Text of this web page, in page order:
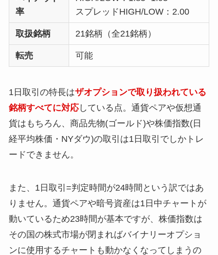
率
スプレッドHIGH/LOW：2.00
取扱銘柄 21銘柄（全21銘柄）
転売 可能
1日取引の特長はザオプションで取り扱われている
銘柄すべてに対応している点。通貨ペアや仮想通
貨はもちろん、商品先物(ゴールド)や株価指数(日
経平均株価・NYダウ)の取引は1日取引でしかトレ
ードできません。
また、1日取引=判定時間が24時間という訳ではあ
りません。通貨ペアや暗号資産は1日中チャートが
動いているため23時間が基本ですが、株価指数は
その国の株式市場が閉まればバイナリーオプショ
ンに使用するチャートも動かなくなってしまうの